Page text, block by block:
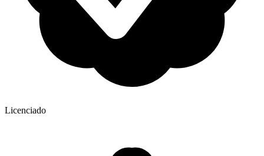
Licenciado